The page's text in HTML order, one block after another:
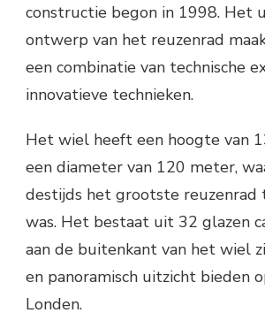
constructie begon in 1998. Het
ontwerp van het reuzenrad
een combinatie van technische
innovatieve technieken.
Het wiel heeft een hoogte van
een diameter van 120 meter,
destijds het grootste reuzenrad
was. Het bestaat uit 32 glazen
aan de buitenkant van het wiel
en panoramisch uitzicht bieden
Londen.